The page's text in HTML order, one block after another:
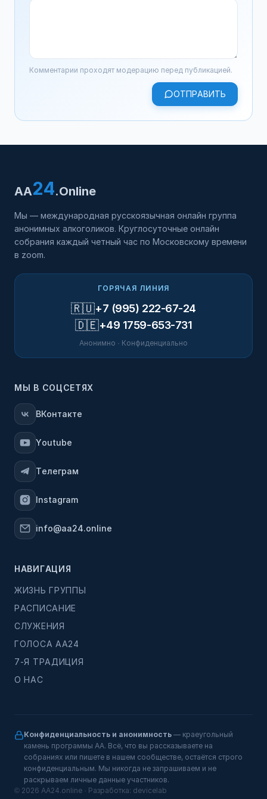
Комментарии проходят модерацию перед публикацией.
ОТПРАВИТЬ
AA24.Online
Мы — международная русскоязычная онлайн группа
анонимных алкоголиков. Круглосуточные онлайн
собрания каждый четный час по Московскому времени
в zoom.
ГОРЯЧАЯ ЛИНИЯ
🇷🇺+7 (995) 222-67-24
🇩🇪+49 1759-653-731
Анонимно · Конфиденциально
МЫ В СОЦСЕТЯХ
ВКонтакте
Youtube
Телеграм
Instagram
info@aa24.online
НАВИГАЦИЯ
ЖИЗНЬ ГРУППЫ
РАСПИСАНИЕ
СЛУЖЕНИЯ
ГОЛОСА АА24
7-Я ТРАДИЦИЯ
О НАС
Конфиденциальность и анонимность — краеугольный
камень программы АА. Всё, что вы рассказываете на
собраниях или пишете в нашем сообществе, остаётся строго
конфиденциальным. Мы никогда не запрашиваем и не
раскрываем личные данные участников.
© 2026 AA24.online · Разработка: devicelab